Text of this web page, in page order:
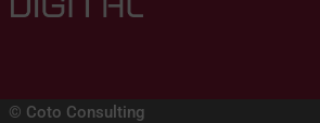
© Coto Consulting